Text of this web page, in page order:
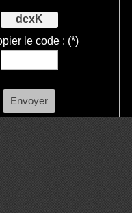
dcxK
le code : (*)
Envoyer